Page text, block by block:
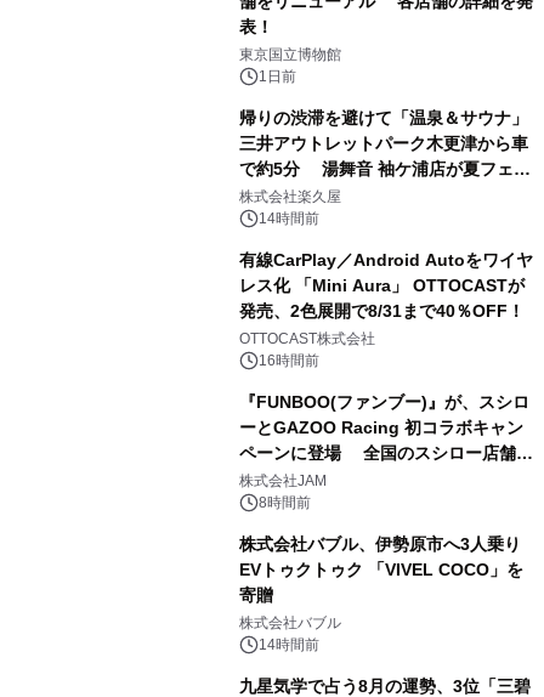
表！
東京国立博物館
1日前
帰りの渋滞を避けて「温泉＆サウナ」
三井アウトレットパーク木更津から車
で約5分 湯舞音 袖ケ浦店が夏フェア
メニューを提供
株式会社楽久屋
14時間前
有線CarPlay／Android Autoをワイヤ
レス化 「Mini Aura」 OTTOCASTが
発売、2色展開で8/31まで40％OFF！
OTTOCAST株式会社
16時間前
『FUNBOO(ファンブー)』が、スシロ
ーとGAZOO Racing 初コラボキャン
ペーンに登場 全国のスシロー店舗で
GR 4車種の FUNBOO(ミニカー)付き
メニューが展開されます
株式会社JAM
8時間前
株式会社バブル、伊勢原市へ3人乗り
EVトゥクトゥク 「VIVEL COCO」を
寄贈
株式会社バブル
14時間前
九星気学で占う8月の運勢、3位「三碧